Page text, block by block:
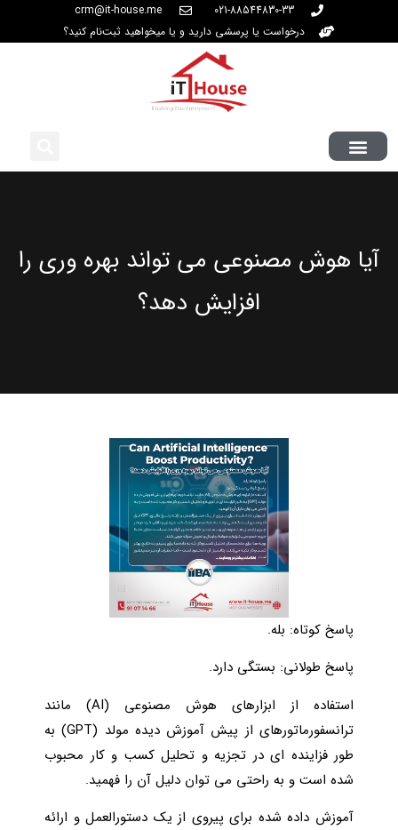
021-88544830-33
crm@it-house.me
درخواست یا پرسشی دارید و یا میخواهید ثبت‌نام کنید؟
آیا هوش مصنوعی می تواند بهره وری را
افزایش دهد؟
پاسخ کوتاه: بله.
پاسخ طولانی: بستگی دارد.
استفاده از ابزارهای هوش مصنوعی (AI) مانند
ترانسفورماتورهای از پیش آموزش دیده مولد (GPT) به
طور فزاینده ای در تجزیه و تحلیل کسب و کار محبوب
شده است و به راحتی می توان دلیل آن را فهمید.
آموزش داده شده برای پیروی از یک دستورالعمل و ارائه